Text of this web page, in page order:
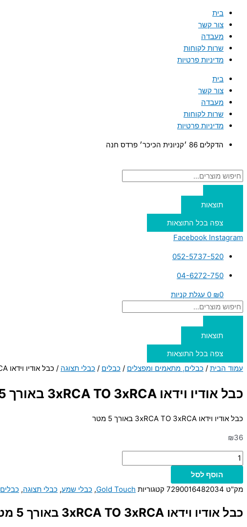
לתוכן
בית
צור קשר
מעבדה
שרות לקוחות
מדיניות פרטיות
בית
צור קשר
מעבדה
שרות לקוחות
מדיניות פרטיות
הדקלים 86 ׳קניונית הכיכר׳ פרדס חנה
תוצאות
צפה בכל התוצאות
Facebook Instagram
052-5737-520
04-6272-750
₪0
0 עגלת קניות
תוצאות
צפה בכל התוצאות
עמוד הבית / כבלים, מתאמים ומפצלים / כבלים / כבלי תצוגה / כבל אודיו וידאו 3xRCA TO 3xRCA באורך 5 מטר
כבל אודיו וידאו 3xRCA TO 3xRCA באורך 5 מטר
כבל אודיו וידאו 3xRCA TO 3xRCA באורך 5 מטר
₪36
כבל
אודיו
וידאו
3xRCA
3xRCA
באורך
מטר
הוסף לסל
מק"ט 7290016482034 קטגוריות Gold Touch
, כבלי שמע, כבלי תצוגה, כבלים
כבל אודיו וידאו 3xRCA TO 3xRCA באורך 5 מטר